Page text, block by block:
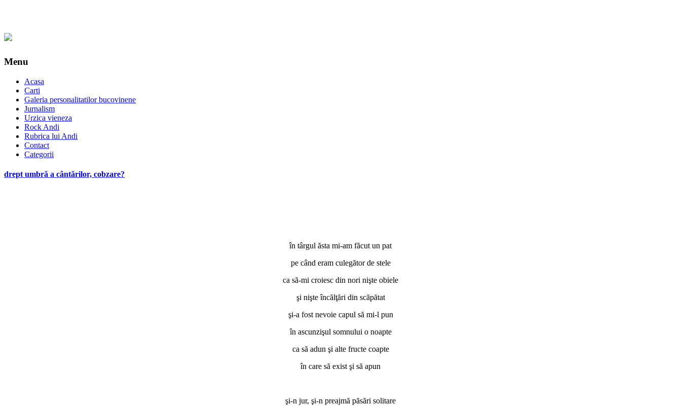
Menu
Acasa
Carti
Galeria personalitatilor bucovinene
Jurnalism
Urzica vieneza
Rock Andi
Rubrica lui Andi
Contact
Categorii
drept umbră a cântărilor, cobzare?
în târgul ăsta mi-am făcut un pat
pe când eram culegător de stele
ca să-mi croiesc din nori nişte obiele
şi nişte încălţări din scăpătat
şi-a fost nevoie capul să mi-l pun
în ascunzişul somnului o noapte
ca să adun şi alte fructe coapte
în care să exist şi să apun
şi-n jur, şi-n preajmă păsări solitare